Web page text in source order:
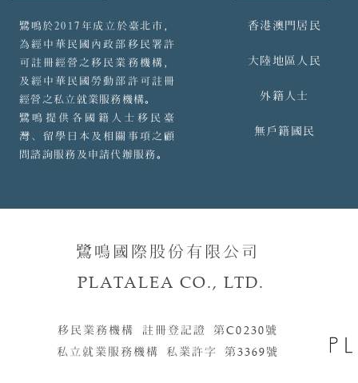
鷺鳴於2017年成立於臺北市，
為經中華民國內政部移民署許
可註冊經營之移民業務機構，
及經中華民國勞動部許可註冊
經營之私立就業服務機構。
鷺鳴提供各國籍人士移民臺
灣、留學日本及相關事項之顧
問諮詢服務及申請代辦服務。
香港澳門居民
大陸地區人民
外籍人士
無戶籍國民
鷺鳴國際股份有限公司
PLATALEA CO., LTD.
移民業務機構 註冊登記證 第C0230號​​
私立就業服務機構 私業許字 第3369號